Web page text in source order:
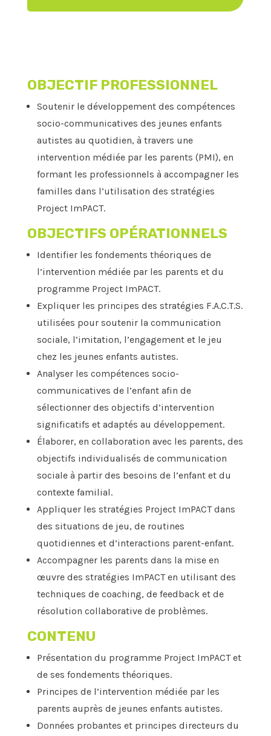
OBJECTIF PROFESSIONNEL
Soutenir le développement des compétences
socio-communicatives des jeunes enfants
autistes au quotidien, à travers une
intervention médiée par les parents (PMI), en
formant les professionnels à accompagner les
familles dans l’utilisation des stratégies
Project ImPACT.
OBJECTIFS OPÉRATIONNELS
Identifier les fondements théoriques de
l’intervention médiée par les parents et du
programme Project ImPACT.
Expliquer les principes des stratégies F.A.C.T.S.
utilisées pour soutenir la communication
sociale, l’imitation, l’engagement et le jeu
chez les jeunes enfants autistes.
Analyser les compétences socio-
communicatives de l’enfant afin de
sélectionner des objectifs d’intervention
significatifs et adaptés au développement.
Élaborer, en collaboration avec les parents, des
objectifs individualisés de communication
sociale à partir des besoins de l’enfant et du
contexte familial.
Appliquer les stratégies Project ImPACT dans
des situations de jeu, de routines
quotidiennes et d’interactions parent-enfant.
Accompagner les parents dans la mise en
œuvre des stratégies ImPACT en utilisant des
techniques de coaching, de feedback et de
résolution collaborative de problèmes.
CONTENU
Présentation du programme Project ImPACT et
de ses fondements théoriques.
Principes de l’intervention médiée par les
parents auprès de jeunes enfants autistes.
Données probantes et principes directeurs du